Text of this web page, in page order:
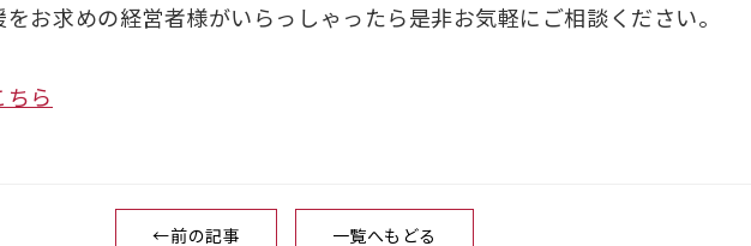
お求めの経営者様がいらっしゃったら是非お気軽にご相談ください。
ら
←前の記事 一覧へもどる